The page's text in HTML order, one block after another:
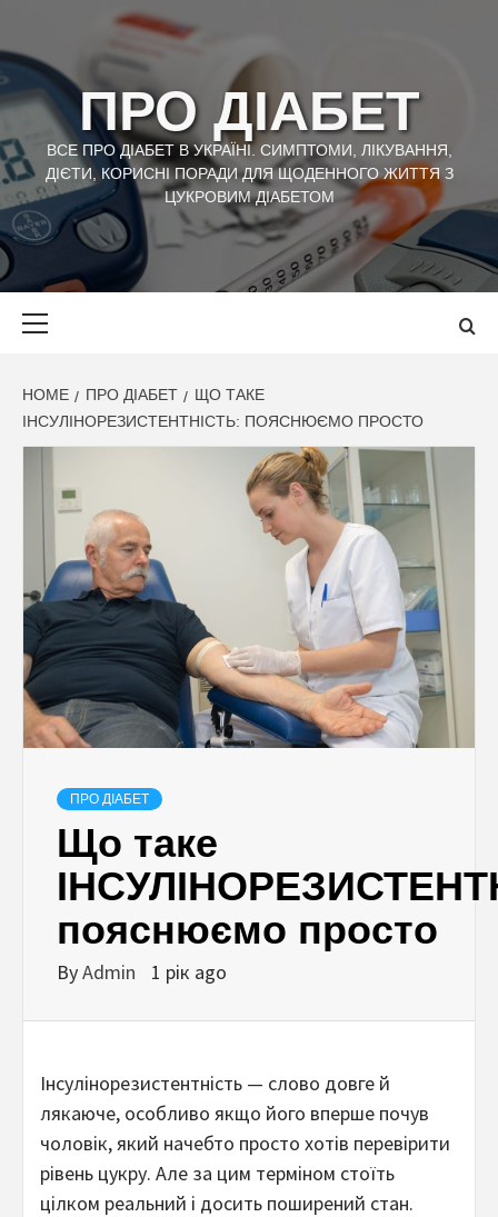
content
ПРО ДІАБЕТ
ВСЕ ПРО ДІАБЕТ В УКРАЇНІ. СИМПТОМИ, ЛІКУВАННЯ,
ДІЄТИ, КОРИСНІ ПОРАДИ ДЛЯ ЩОДЕННОГО ЖИТТЯ З
ЦУКРОВИМ ДІАБЕТОМ
HOME ПРО ДІАБЕТ
ЩО ТАКЕ
ІНСУЛІНОРЕЗИСТЕНТНІСТЬ: ПОЯСНЮЄМО ПРОСТО
ПРО ДІАБЕТ
Що таке
пояснюємо просто
ByAdmin 1 рік ago
Інсулінорезистентність — слово довге й
лякаюче, особливо якщо його вперше почув
чоловік, який начебто просто хотів перевірити
рівень цукру. Але за цим терміном стоїть
цілком реальний і досить поширений стан.